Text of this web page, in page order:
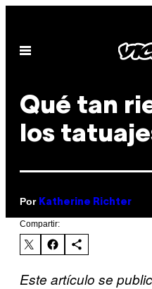
contenido
Abrir
Qué tan
los
Por Katherine Richter
Compartir:
Este artículo se